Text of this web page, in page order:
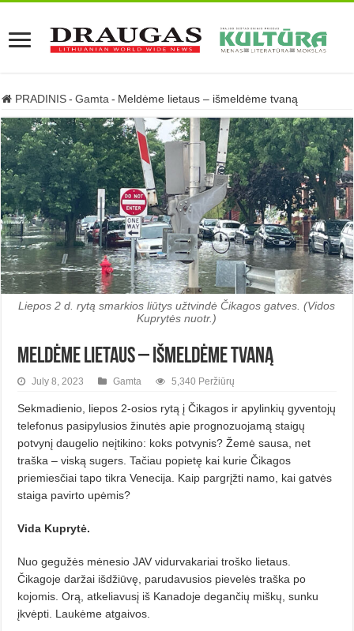
PRADINIS - Gamta - Meldėme lietaus – išmeldėme tvaną
Liepos 2 d. rytą smarkios liūtys užtvindė Čikagos gatves. (Vidos
Kuprytės nuotr.)
Meldėme lietaus – išmeldėme tvaną
July 8, 2023 Gamta 5,340 Peržiūrų
Sekmadienio, liepos 2-osios rytą į Čik­agos ir apylinkių gyventojų
telefonus pasipylusios žinutės apie prognozuojamą staigų
potvynį daugelio neįtikino: koks potvynis? Žemė sausa, net
traška – viską sugers. Tačiau popietę kai kurie Čikagos
priemiesčiai tapo tikra Venecija. Kaip pargrįžti namo, kai gatvės
staiga pavirto upėmis?
Vida Kuprytė.
Nuo gegužės mėnesio JAV vidurvakariai troško lietaus.
Čikagoje daržai išdžiūvę, parudavusios pievelės traška po
kojomis. Orą, atkeliavusį iš Kanadoje degančių miškų, sunku
įkvėpti. Laukėme atgaivos.